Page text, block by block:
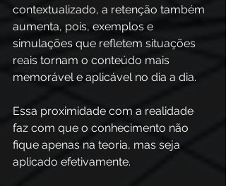
contextualizado, a retenção também
aumenta, pois, exemplos e
simulações que refletem situações
reais tornam o conteúdo mais
memorável e aplicável no dia a dia.
Essa proximidade com a realidade
faz com que o conhecimento não
fique apenas na teoria, mas seja
aplicado efetivamente.